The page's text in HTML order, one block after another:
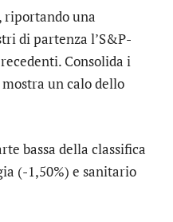
riportando una
di partenza l’S&P-
Consolida i
mostra un calo dello
bassa della classifica
(-1,50%) e sanitario